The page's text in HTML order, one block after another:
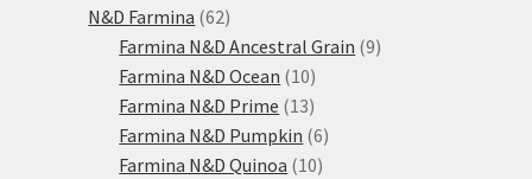
produktů
N&D Farmina 6262
produktů
Farmina N&D Ancestral Grain 99
Farmina N&D Ocean 1010
produktů
Farmina N&D Prime 1313
produktů
Farmina N&D Pumpkin 66
Farmina N&D Quinoa 1010